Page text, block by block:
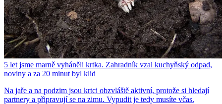
5 let jsme marně vyháněli krtka. Zahradník vzal kuchyňský odpad,
noviny a za 20 minut byl klid
Na jaře a na podzim jsou krtci obzvláště aktivní, protože si hledají
partnery a připravují se na zimu. Vypudit je tedy musíte včas.